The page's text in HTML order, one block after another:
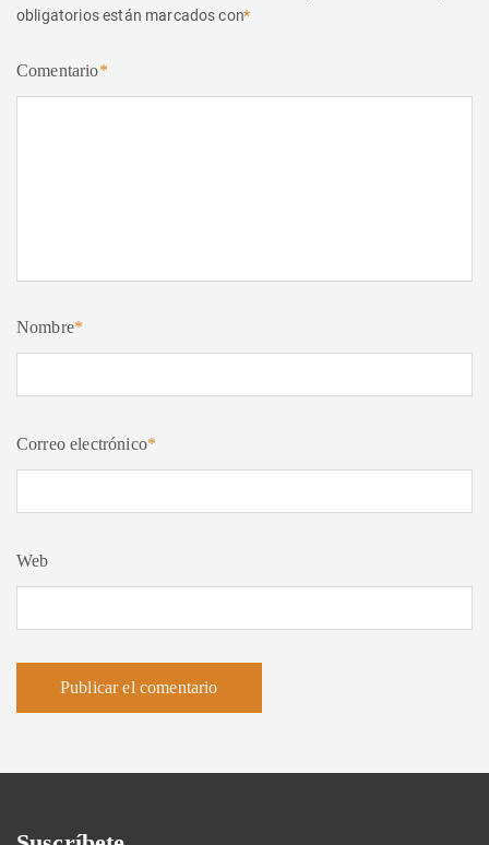
obligatorios están marcados con*
Comentario*
Nombre*
Correo electrónico*
Web